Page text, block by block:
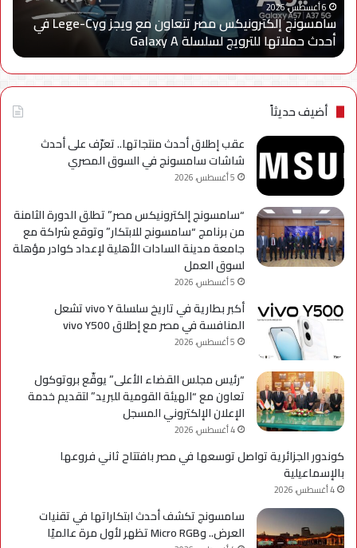
Cy
في
أحدث
حملاتها
للترويج
لسلسلة
Galaxy
A
6 أغسطس، 2026
سامسونج إلكترونيكس مصر تتعاون مع ويجز وLege-Cy في
أحدث حملاتها للترويج لسلسلة Galaxy A
My
أضيف حديثاً
عقب إطلاق أحدث منتجاتها.. تعرّف على أحدث
شاشات سامسونج في السوق المصري
5 أغسطس، 2026
“سامسونج إلكترونيكس مصر” تطلق الدورة الثامنة
من برنامج “سامسونج للابتكار” وتوقع شراكة مع
جامعة مدينة السادات الأهلية لإعداد كوادر مؤهلة
لسوق العمل
5 أغسطس، 2026
أكبر بطارية في تاريخ سلسلة vivo Y تشعل
المنافسة في مصر مع إطلاق vivo Y500
5 أغسطس، 2026
“رئيس مجلس القضاء الأعلى” يوقّع بروتوكول
تعاون مع “الهيئة القومية للبريد” لتقديم خدمة
الإعلان الإلكتروني المسجل
4 أغسطس، 2026
كوندور الجزائرية تواصل توسعها في مصر بافتتاح ثاني فروعها
بالإسماعيلية
4 أغسطس، 2026
سامسونج تكشف أحدث ابتكاراتها في تقنيات
العرض.. وMicro RGB تظهر لأول مرة عالميًا